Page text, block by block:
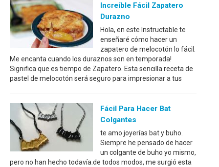
Increíble Fácil Zapatero
Durazno
Hola, en este Instructable te
enseñaré cómo hacer un
zapatero de melocotón lo fácil.
Me encanta cuando los duraznos son en temporada!
Significa que es tiempo de Zapatero. Esta sencilla receta de
pastel de melocotón será seguro para impresionar a tus
Fácil Para Hacer Bat
Colgantes
te amo joyerías bat y buho.
Siempre he pensado de hacer
un colgante de buho yo mismo,
pero no han hecho todavía.de todos modos, me surgió esta